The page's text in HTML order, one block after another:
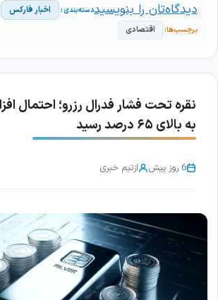
اخبار فارکس
اقتصادی
دیدگاه‌تان را بنویسید
نقره تحت فشار فدرال رزرو؛ احتمال
به بالای ۶۵ درصد رسید
6 روز پیش ازتیم خبری